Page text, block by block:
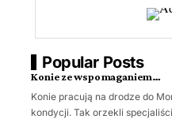
Popular Posts
Konie ze wspomaganiem…
Konie pracują na drodze do
kondycji. Tak orzekli